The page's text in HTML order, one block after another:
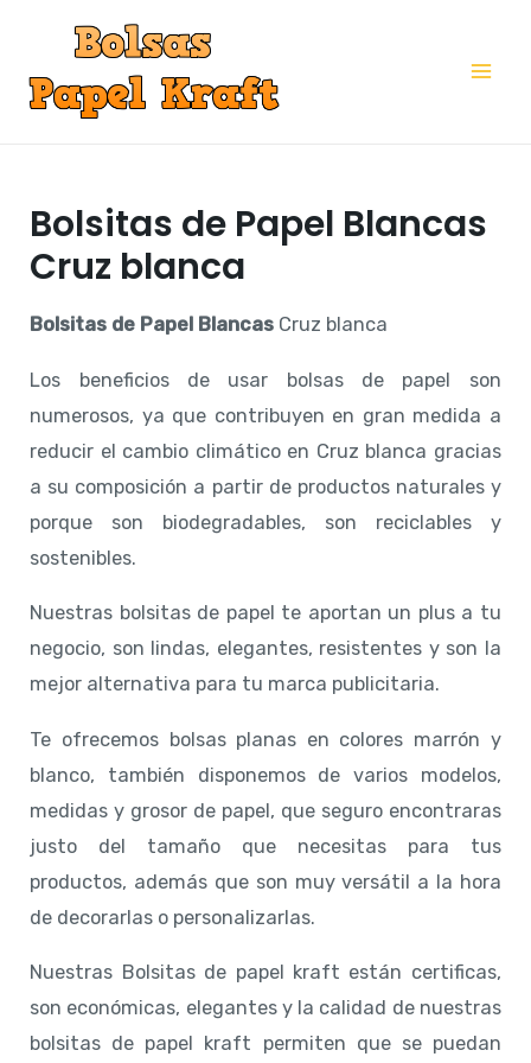
contenido
Bolsitas de Papel Blancas
Cruz blanca
Bolsitas de Papel Blancas Cruz blanca
Los beneficios de usar bolsas de papel son
numerosos, ya que contribuyen en gran medida a
reducir el cambio climático en Cruz blanca gracias
a su composición a partir de productos naturales y
porque son biodegradables, son reciclables y
sostenibles.
Nuestras bolsitas de papel te aportan un plus a tu
negocio, son lindas, elegantes, resistentes y son la
mejor alternativa para tu marca publicitaria.
Te ofrecemos bolsas planas en colores marrón y
blanco, también disponemos de varios modelos,
medidas y grosor de papel, que seguro encontraras
justo del tamaño que necesitas para tus
productos, además que son muy versátil a la hora
de decorarlas o personalizarlas.
Nuestras Bolsitas de papel kraft están certificas,
son económicas, elegantes y la calidad de nuestras
bolsitas de papel kraft permiten que se puedan